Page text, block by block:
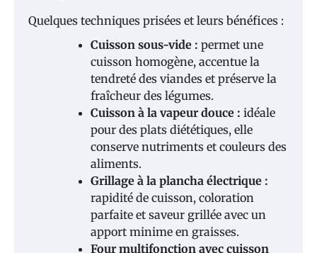
Quelques techniques prisées et leurs bénéfices :
Cuisson sous-vide : permet une
cuisson homogène, accentue la
tendreté des viandes et préserve la
fraîcheur des légumes.
Cuisson à la vapeur douce : idéale
pour des plats diététiques, elle
conserve nutriments et couleurs des
aliments.
Grillage à la plancha électrique :
rapidité de cuisson, coloration
parfaite et saveur grillée avec un
apport minime en graisses.
Four multifonction avec cuisson